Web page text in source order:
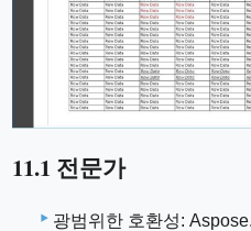
11.1 전문가
광범위한 호환성: